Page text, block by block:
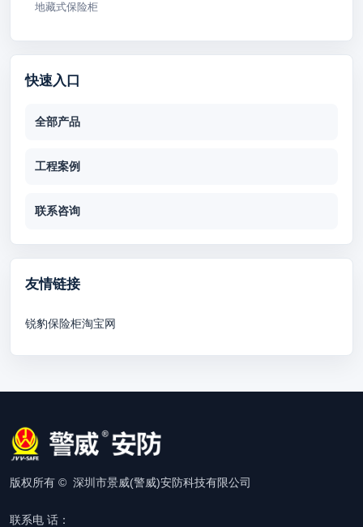
地藏式保险柜
快速入口
全部产品
工程案例
联系咨询
友情链接
锐豹保险柜淘宝网
版权所有 © 深圳市景威(警威)安防科技有限公司
联系电 话：